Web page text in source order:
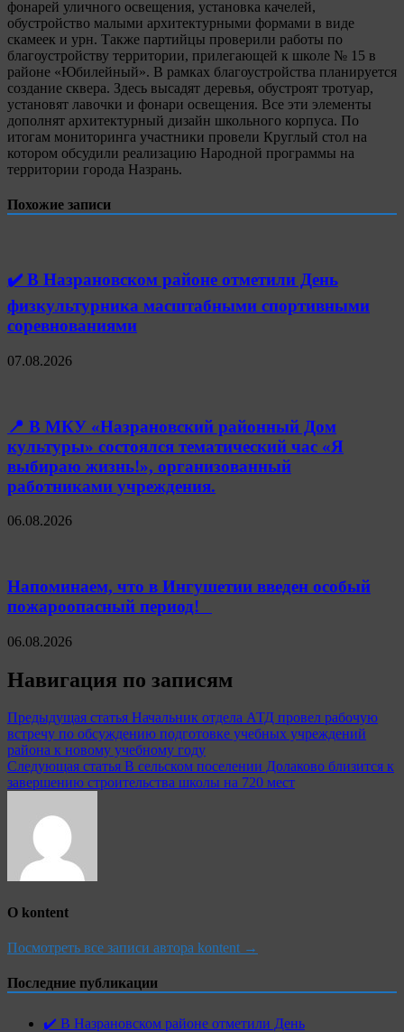
фонарей уличного освещения, установка качелей,
обустройство малыми архитектурными формами в виде
скамеек и урн. Также партийцы проверили работы по
благоустройству территории, прилегающей к школе № 15 в
районе «Юбилейный». В рамках благоустройства планируется
создание сквера. Здесь высадят деревья, обустроят тротуар,
установят лавочки и фонари освещения. Все эти элементы
дополнят архитектурный дизайн школьного корпуса. По
итогам мониторинга участники провели Круглый стол на
котором обсудили реализацию Народной программы на
территории города Назрань.
Похожие записи
✔️ В Назрановском районе отметили День
физкультурника масштабными спортивными
соревнованиями
07.08.2026
📍 В МКУ «Назрановский районный Дом
культуры» состоялся тематический час «Я
выбираю жизнь!», организованный
работниками учреждения.
06.08.2026
Напоминаем, что в Ингушетии введен особый
пожароопасный период!⁣⁣⠀
06.08.2026
Навигация по записям
Предыдущая статья Начальник отдела АТД провел рабочую
встречу по обсуждению подготовке учебных учреждений
района к новому учебному году
Следующая статья В сельском поселении Долаково близится к
завершению строительства школы на 720 мест
О kontent
Посмотреть все записи автора kontent →
Последние публикации
✔️ В Назрановском районе отметили День